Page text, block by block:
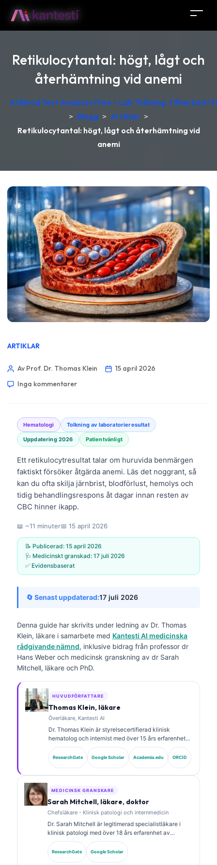
Retikulocytantal: högt, lågt och
återhämtning vid anemi
AI Blood Test Analyzer Free – Lab Tolkning, Tillverkad i
> Blogg > Artiklar >
Retikulocytantal: högt, lågt och återhämtning vid
anemi
ARTIKLAR
Av Prof. Dr. Thomas Klein
15 april 2026
Inga kommentarer
Hematologi Tolkning av laboratorieresultat
Uppdatering 2026 Patientvänligt
Ett retikulocytresultat talar om huruvida benmärgen
faktiskt försöker åtgärda anemi. Läs det noggrant, så
kan du ofta skilja järnbrist, blodförlust, hemolys och
tidig behandlingsrespons åt dagar innan resten av
CBC hinner ikapp.
📖 ~11 minuter📅 15 april 2026
📝 Publicerad: 15 april 2026
🩺 Medicinskt granskad: 17 juli 2026
✅ Evidensbaserat
🔄 Senast uppdaterad:17 juli 2026
Denna guide har skrivits under ledning av Dr. Thomas
Klein, läkare i samarbete med Kantesti AI medicinska
rådgivande nämnd, inklusive bidrag från professor dr
Hans Weber och medicinsk granskning av dr Sarah
Mitchell, läkare och PhD.
HUVUDFÖRFATTARE
Thomas Klein, läkare
Överläkare, Kantesti AI
Dr. Thomas Klein är styrelsecertifierad klinisk
hematolog och internist med över 15 års erfarenhet
av laboratoriemedicin och AI-assisterad klinisk
analys. Som Chief Medical Officer på Kantesti AI ger
han klinisk översyn av den medicinska
tolkning av biomarkörer och laboratoriediagnostik
inom laboratoriemedicinska områden.
ResearchGate Google Scholar Academia.edu ORCID
MEDICINSK GRANSKARE
Sarah Mitchell, läkare, doktor
Chefsläkare - Klinisk patologi och internmedicin
Dr. Sarah Mitchell är legitimerad specialistläkare i
klinisk patologi med över 18 års erfarenhet av
laboratoriemedicin och diagnostisk analys. Hon har
specialcertifieringar inom klinisk kemi och har
publicerat omfattande forskning om biomarkörpaneler
ResearchGate Google Scholar